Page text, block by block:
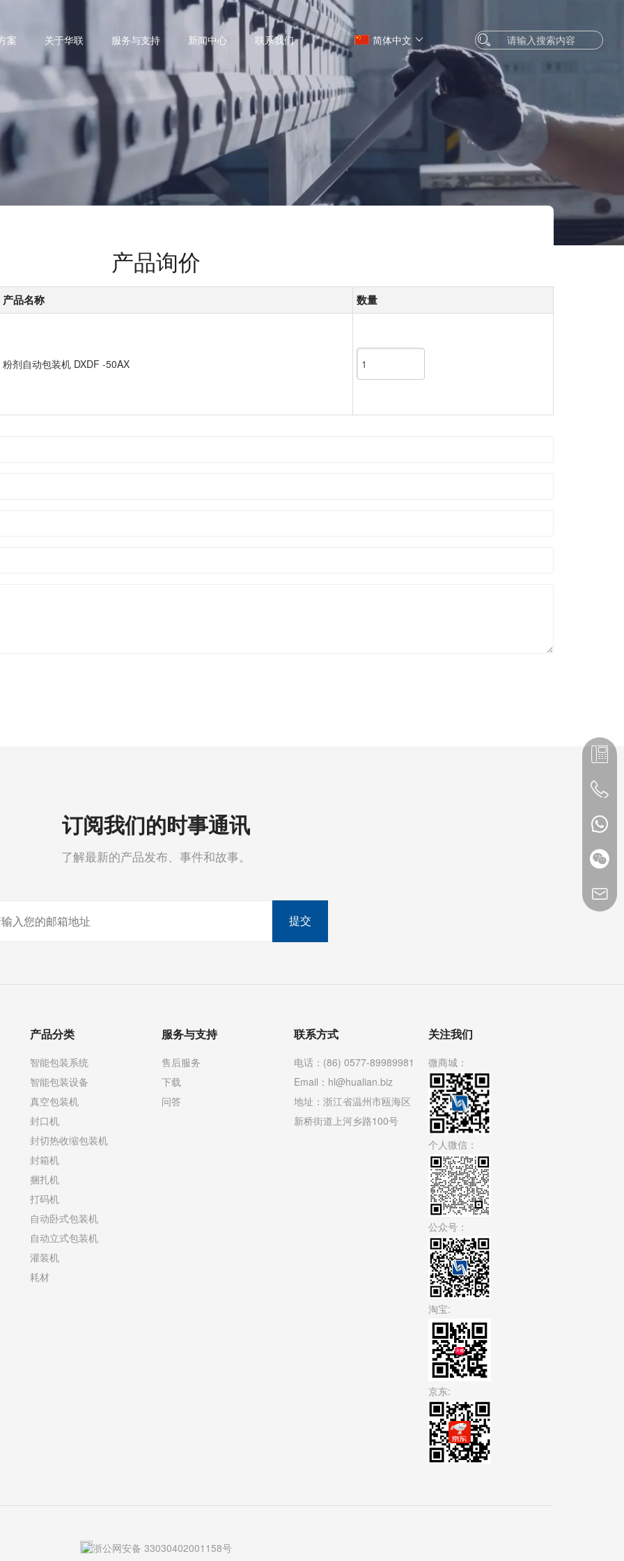
座机
手机
微
邮箱
案 关于华联 服务与支持 新闻中心 联系我们 简体中文
产品询价
产品名称 数量
粉剂自动包装机 DXDF -50AX
订阅我们的时事通讯
了解最新的产品发布、事件和故事。
提交
产品分类
智能包装系统
智能包装设备
真空包装机
封口机
封切热收缩包装机
封箱机
捆扎机
打码机
自动卧式包装机
自动立式包装机
灌装机
耗材
服务与支持
售后服务
下载
问答
联系方式
电话：(86) 0577-89989981
Email：hl@hualian.biz
地址：浙江省温州市瓯海区
新桥街道上河乡路100号
关注我们
微商城：
个人微信：
公众号：
淘宝:
京东:
浙公网安备 33030402001158号